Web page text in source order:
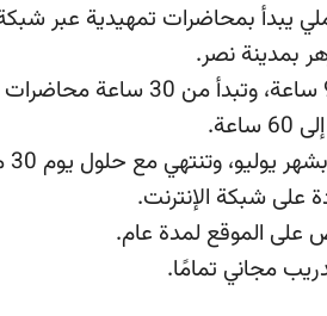
يبدأ بمحاضرات تمهيدية عبر
بمدينة نصر.
عدد الساعات: تصل إلى 90 ساعة،
على شبكة الإنترنت.
على الموقع لمدة عام.
مجاني تمامًا.